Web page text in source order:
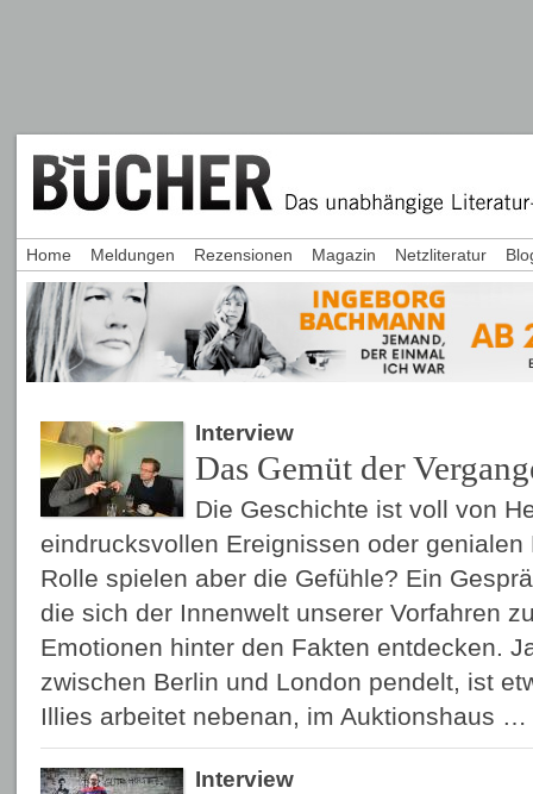
Interview
Das Gemüt der
Die Geschichte ist voll von
eindrucksvollen Ereignissen oder
Rolle spielen aber die Gefühle? Ein
die sich der Innenwelt unserer Vorfahren
Emotionen hinter den Fakten entdecken.
zwischen Berlin und London pendelt, ist
Illies arbeitet nebenan, im Auktionshaus …
Interview
Home Meldungen Rezensionen Magazin Netzliteratur